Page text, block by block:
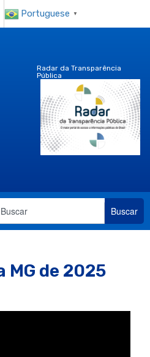
Portuguese ▼
Radar da Transparência
Pública
Buscar
MG de 2025